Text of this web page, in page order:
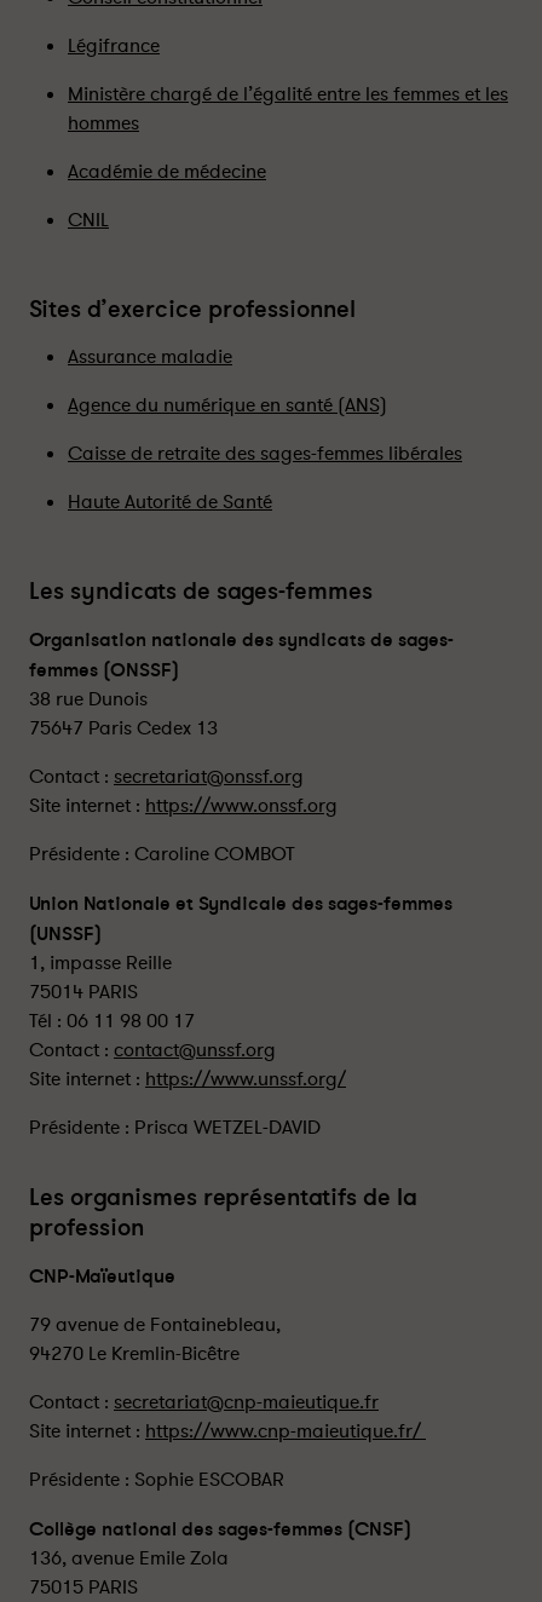
Légifrance
Ministère chargé de l’égalité entre les femmes et les
hommes
Académie de médecine
CNIL
Sites d’exercice professionnel
Assurance maladie
Agence du numérique en santé (ANS)
Caisse de retraite des sages-femmes libérales
Haute Autorité de Santé
Les syndicats de sages-femmes
Organisation nationale des syndicats de sages-
femmes (ONSSF)
38 rue Dunois
75647 Paris Cedex 13
Contact : secretariat@onssf.org
Site internet : https://www.onssf.org
Présidente : Caroline COMBOT
Union Nationale et Syndicale des sages-femmes
(UNSSF)
1, impasse Reille
75014 PARIS
Tél : 06 11 98 00 17
Contact : contact@unssf.org
Site internet : https://www.unssf.org/
Présidente : Prisca WETZEL-DAVID
Les organismes représentatifs de la
profession
CNP-Maïeutique
79 avenue de Fontainebleau,
94270 Le Kremlin-Bicêtre
Contact : secretariat@cnp-maieutique.fr
Site internet : https://www.cnp-maieutique.fr/
Présidente : Sophie ESCOBAR
Collège national des sages-femmes (CNSF)
136, avenue Emile Zola
75015 PARIS